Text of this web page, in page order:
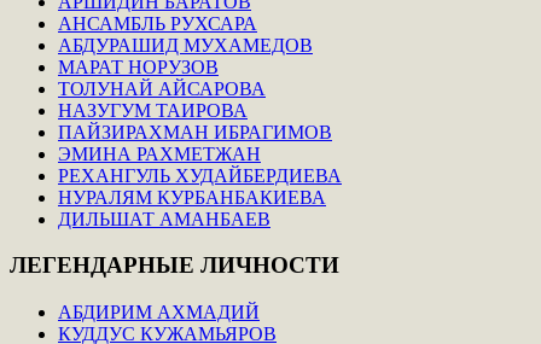
АНСАМБЛЬ РУХСАРА
АБДУРАШИД МУХАМЕДОВ
МАРАТ НОРУЗОВ
ТОЛУНАЙ АЙСАРОВА
НАЗУГУМ ТАИРОВА
ПАЙЗИРАХМАН ИБРАГИМОВ
ЭМИНА РАХМЕТЖАН
РЕХАНГУЛЬ ХУДАЙБЕРДИЕВА
НУРАЛЯМ КУРБАНБАКИЕВА
ДИЛЬШАТ АМАНБАЕВ
ЛЕГЕНДАРНЫЕ ЛИЧНОСТИ
АБДИРИМ АХМАДИЙ
КУДДУС КУЖАМЬЯРОВ